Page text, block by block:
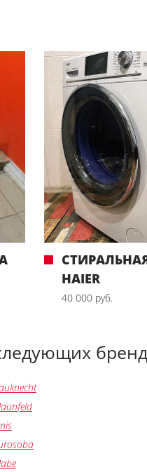
HAIER
40 000 руб.